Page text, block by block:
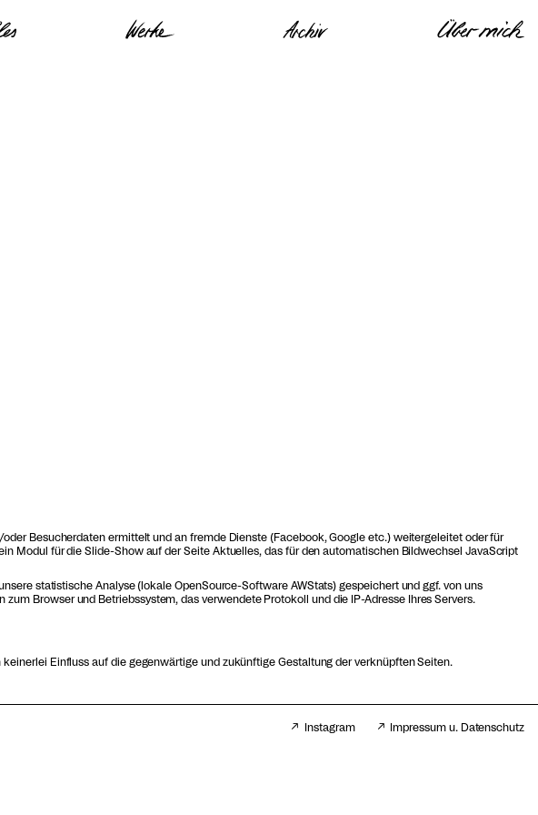
Besucherdaten ermittelt und an fremde Dienste (Facebook, Google etc.) weitergeleitet oder für
Modul für die Slide-Show auf der Seite Aktuelles, das für den automatischen Bildwechsel JavaScript
statistische Analyse (lokale OpenSource-Software AWStats) gespeichert und ggf. von uns
Browser und Betriebssystem, das verwendete Protokoll und die IP-Adresse Ihres Servers.
Einfluss auf die gegenwärtige und zukünftige Gestaltung der verknüpften Seiten.
Instagram Impressum u. Datenschutz